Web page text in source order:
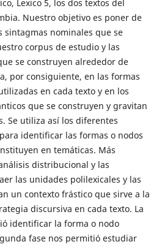
Lexico 5, los dos textos del
Nuestro objetivo es poner de
sintagmas nominales que se
corpus de estudio y las
se construyen alrededor de
por consiguiente, en las formas
en cada texto y en los
que se construyen y gravitan
Se utiliza así los diferentes
identificar las formas o nodos
en temáticas. Más
distribucional y las
las unidades polilexicales y las
un contexto frástico que sirve a la
discursiva en cada texto. La
identificar la forma o nodo
fase nos permitió estudiar